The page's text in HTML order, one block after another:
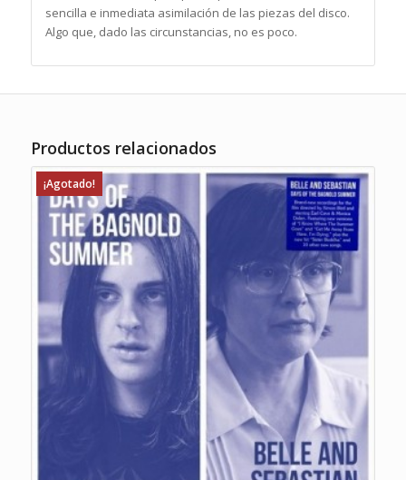
sencilla e inmediata asimilación de las piezas del disco.
Algo que, dado las circunstancias, no es poco.
Productos relacionados
¡Agotado!